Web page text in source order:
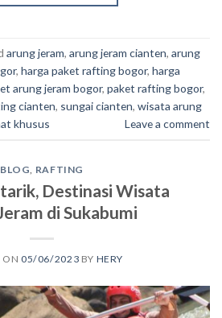
arung jeram, arung jeram cianten, arung
, harga paket rafting bogor, harga
arung jeram bogor, paket rafting bogor,
cianten, sungai cianten, wisata arung
khusus Leave a comment
BLOG, RAFTING
Destinasi Wisata
di Sukabumi
ON05/06/2023 BY HERY